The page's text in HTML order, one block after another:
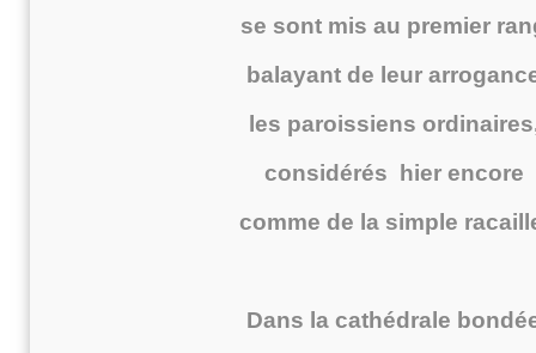
se sont mis au premier
balayant de leur
les paroissiens
considérés hier encore
comme de la simple
Dans la cathédrale